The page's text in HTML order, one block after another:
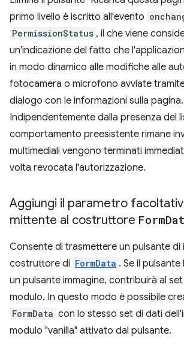
primo livello è iscritto all'evento
PermissionStatus , il che viene
un'indicazione del fatto che
in modo dinamico alle modifiche alle
fotocamera o microfono avviate
dialogo con le informazioni sulla pagina.
Indipendentemente dalla presenza del
comportamento preesistente rimane
multimediali vengono terminati
volta revocata l'autorizzazione.
Aggiungi il parametro
mittente al costruttore Form
Consente di trasmettere un pulsante di
costruttore di FormData . Se il
un pulsante immagine, contribuirà al
modulo. In questo modo è possibile
FormData con lo stesso set di dati
modulo "vanilla" attivato dal pulsante.